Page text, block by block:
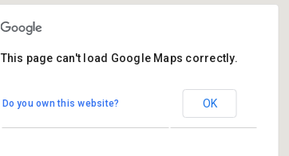
Josephstraat 7 - Breda
This page can't load Google Maps correctly.
Do you own this website? OK